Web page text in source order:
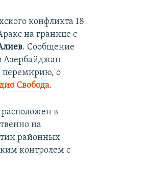
конфликта 18
на границе с
. Сообщение
Азербайджан
перемирию, о
Свобода.
в
на
районных
контролем с